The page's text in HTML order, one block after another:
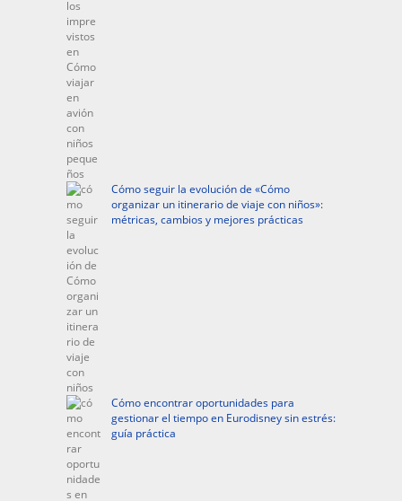
Cómo seguir la evolución de «Cómo
organizar un itinerario de viaje con niños»:
métricas, cambios y mejores prácticas
Cómo encontrar oportunidades para
gestionar el tiempo en Eurodisney sin estrés:
guía práctica